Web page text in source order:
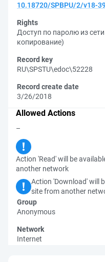
10.18720/SPBPU/2/v18-
Rights
Доступ по паролю из
копирование)
Record key
RU\SPSTU\edoc\52228
Record create date
3/26/2018
Allowed Actions
–
Action 'Read' will be
another network
Action 'Download' will
site from another
Group
Anonymous
Network
Internet